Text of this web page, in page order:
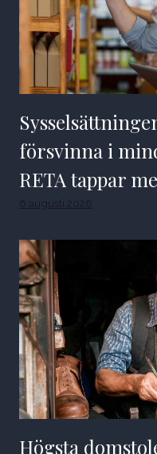
försvinna i
RETA tappar
6 augusti 2026
Högsta